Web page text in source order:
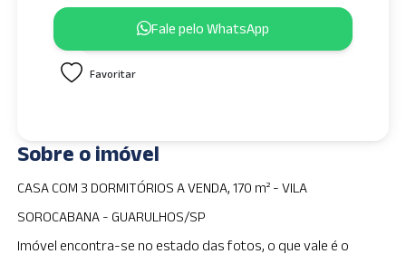
d
t
a
+
1
Fale pelo WhatsApp
Favoritar
Sobre o imóvel
CASA COM 3 DORMITÓRIOS A VENDA, 170 m² - VILA
SOROCABANA - GUARULHOS/SP
Imóvel encontra-se no estado das fotos, o que vale é o